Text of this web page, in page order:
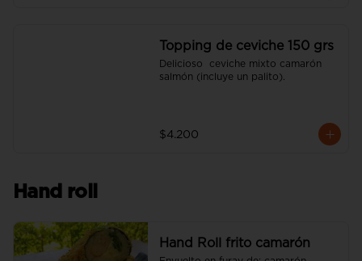
Topping de ceviche 150 grs
Delicioso  ceviche mixto camarón
salmón (incluye un palito).
$4.200
Hand roll
Hand Roll frito camarón